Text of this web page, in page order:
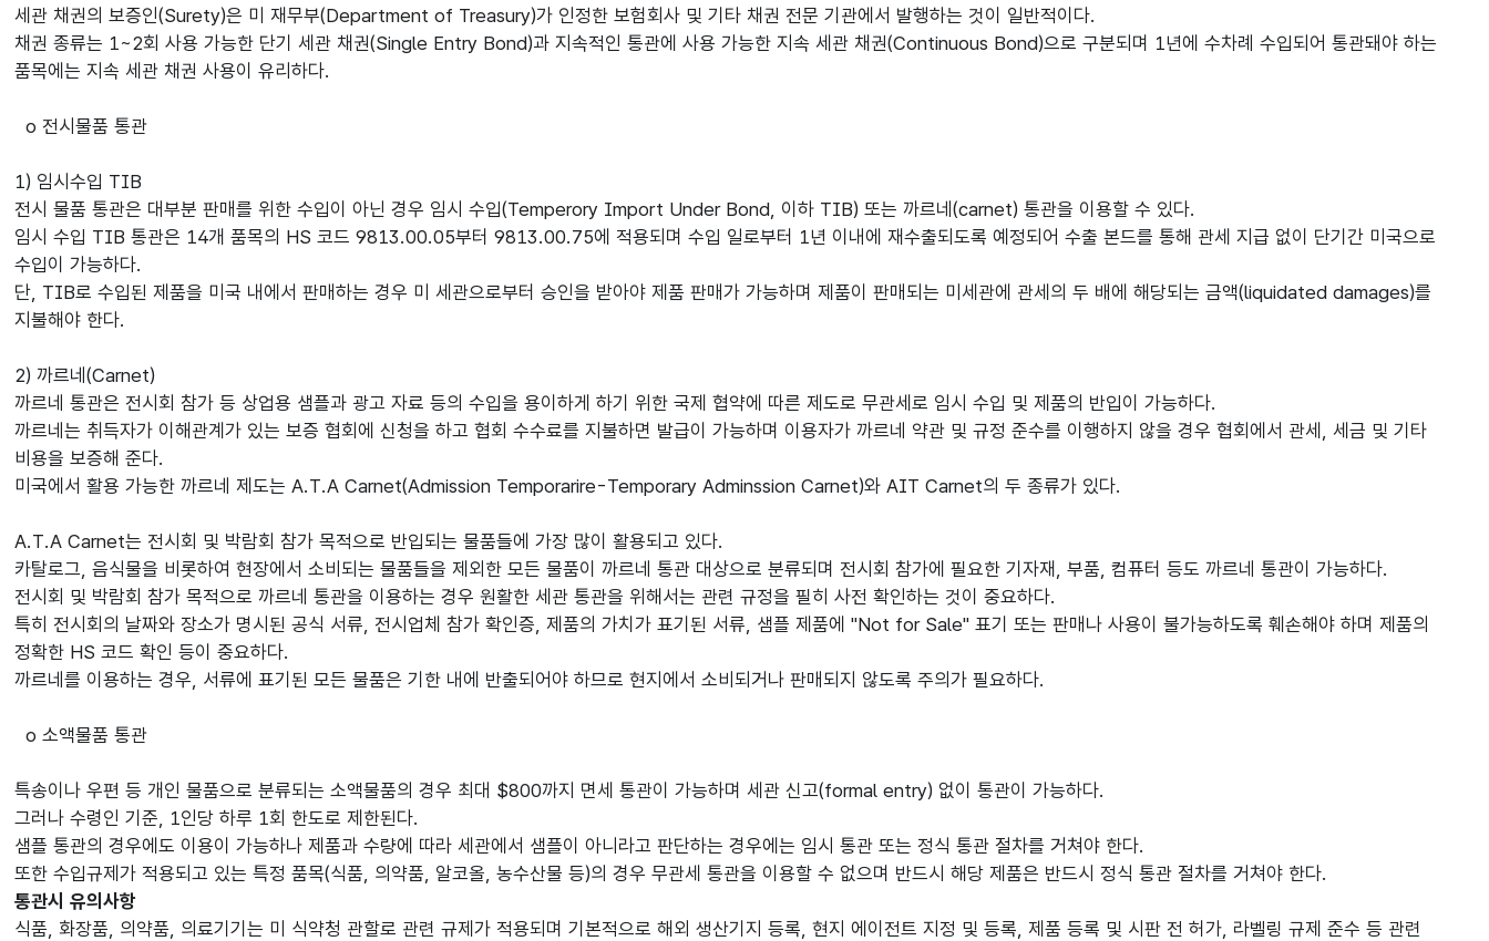
세관 채권의 보증인(Surety)은 미 재무부(Department of Treasury)가 인정한 보험회사 및 기타 채권 전문 기관에서 발행하는 것이 일반적이다.
채권 종류는 1~2회 사용 가능한 단기 세관 채권(Single Entry Bond)과 지속적인 통관에 사용 가능한 지속 세관 채권(Continuous Bond)으로 구분되며 1년에 수차례 수입되어 통관돼야 하는
품목에는 지속 세관 채권 사용이 유리하다.
o 전시물품 통관
1) 임시수입 TIB
전시 물품 통관은 대부분 판매를 위한 수입이 아닌 경우 임시 수입(Temperory Import Under Bond, 이하 TIB) 또는 까르네(carnet) 통관을 이용할 수 있다.
임시 수입 TIB 통관은 14개 품목의 HS 코드 9813.00.05부터 9813.00.75에 적용되며 수입 일로부터 1년 이내에 재수출되도록 예정되어 수출 본드를 통해 관세 지급 없이 단기간 미국으로
수입이 가능하다.
단, TIB로 수입된 제품을 미국 내에서 판매하는 경우 미 세관으로부터 승인을 받아야 제품 판매가 가능하며 제품이 판매되는 미세관에 관세의 두 배에 해당되는 금액(liquidated damages)를
지불해야 한다.
2) 까르네(Carnet)
까르네 통관은 전시회 참가 등 상업용 샘플과 광고 자료 등의 수입을 용이하게 하기 위한 국제 협약에 따른 제도로 무관세로 임시 수입 및 제품의 반입이 가능하다.
까르네는 취득자가 이해관계가 있는 보증 협회에 신청을 하고 협회 수수료를 지불하면 발급이 가능하며 이용자가 까르네 약관 및 규정 준수를 이행하지 않을 경우 협회에서 관세, 세금 및 기타
비용을 보증해 준다.
미국에서 활용 가능한 까르네 제도는 A.T.A Carnet(Admission Temporarire-Temporary Adminssion Carnet)와 AIT Carnet의 두 종류가 있다.
A.T.A Carnet는 전시회 및 박람회 참가 목적으로 반입되는 물품들에 가장 많이 활용되고 있다.
카탈로그, 음식물을 비롯하여 현장에서 소비되는 물품들을 제외한 모든 물품이 까르네 통관 대상으로 분류되며 전시회 참가에 필요한 기자재, 부품, 컴퓨터 등도 까르네 통관이 가능하다.
전시회 및 박람회 참가 목적으로 까르네 통관을 이용하는 경우 원활한 세관 통관을 위해서는 관련 규정을 필히 사전 확인하는 것이 중요하다.
특히 전시회의 날짜와 장소가 명시된 공식 서류, 전시업체 참가 확인증, 제품의 가치가 표기된 서류, 샘플 제품에 "Not for Sale" 표기 또는 판매나 사용이 불가능하도록 훼손해야 하며 제품의
정확한 HS 코드 확인 등이 중요하다.
까르네를 이용하는 경우, 서류에 표기된 모든 물품은 기한 내에 반출되어야 하므로 현지에서 소비되거나 판매되지 않도록 주의가 필요하다.
o 소액물품 통관
특송이나 우편 등 개인 물품으로 분류되는 소액물품의 경우 최대 $800까지 면세 통관이 가능하며 세관 신고(formal entry) 없이 통관이 가능하다.
그러나 수령인 기준, 1인당 하루 1회 한도로 제한된다.
샘플 통관의 경우에도 이용이 가능하나 제품과 수량에 따라 세관에서 샘플이 아니라고 판단하는 경우에는 임시 통관 또는 정식 통관 절차를 거쳐야 한다.
또한 수입규제가 적용되고 있는 특정 품목(식품, 의약품, 알코올, 농수산물 등)의 경우 무관세 통관을 이용할 수 없으며 반드시 해당 제품은 반드시 정식 통관 절차를 거쳐야 한다.
통관시 유의사항
식품, 화장품, 의약품, 의료기기는 미 식약청 관할로 관련 규제가 적용되며 기본적으로 해외 생산기지 등록, 현지 에이전트 지정 및 등록, 제품 등록 및 시판 전 허가, 라벨링 규제 준수 등 관련